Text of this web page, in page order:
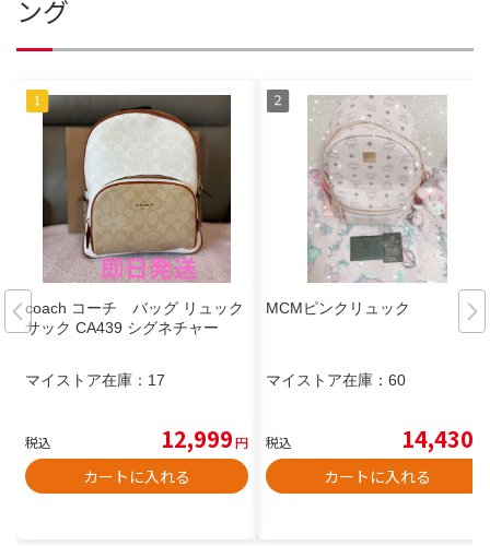
ング
coach コーチ バッグ リュック
サック CA439 シグネチャー
マイストア在庫： 17
税込 12,999円
カートに入れる
MCMピンクリュック
マイストア在庫： 60
税込 14,430
カートに入れる